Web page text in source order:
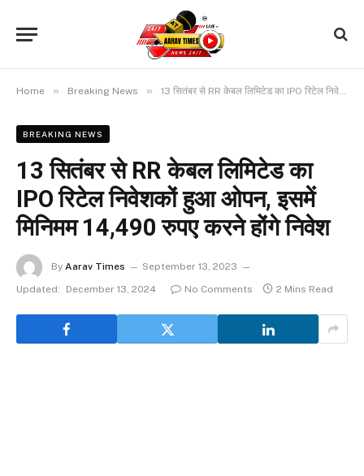
Home » Breaking News » 13 सितंबर से RR केबल लिमिटेड का IPO रिटेल निवेशकों हुआ ओपन, इसमें मिनिमम 14,490 रुपए करने होंगे निवेश
BREAKING NEWS
13 सितंबर से RR केबल लिमिटेड का
IPO रिटेल निवेशकों हुआ ओपन, इसमें
मिनिमम 14,490 रुपए करने होंगे निवेश
By Aarav Times
September 13, 2023
Updated:
December 13, 2024 No Comments 2 Mins Read